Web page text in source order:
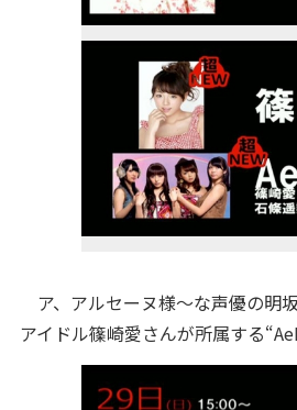
ア、アルセーヌ様～な声優の明
アイドル篠崎愛さんが所属する